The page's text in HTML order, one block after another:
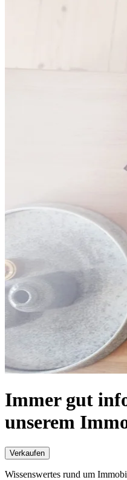
Immer gut
unserem
Verkaufen
Wissenswertes rund um